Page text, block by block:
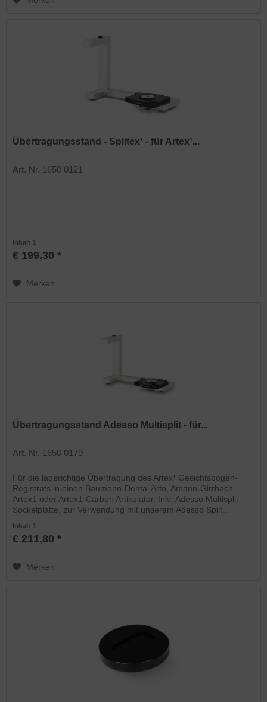
Übertragungsstand - Splitex¹ - für Artex¹...
Art. Nr. 1650 0121
Inhalt 1
€ 199,30 *
Merken
Übertragungsstand Adesso Multisplit - für...
Art. Nr. 1650 0179
Für die lagerichtige Übertragung des Artex¹ Gesichtsbogen-
Registrats in einen Baumann-Dental Arto, Amann-Girrbach
Artex1 oder Artex1-Carbon Artikulator. Inkl. Adesso Multisplit
Sockelplatte, zur Verwendung mit unserem Adesso Split...
Inhalt 1
€ 211,80 *
Merken